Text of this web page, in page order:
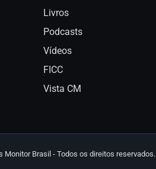
Livros
Podcasts
Vídeos
FICC
Vista CM
Monitor Brasil - Todos os direitos reservados.